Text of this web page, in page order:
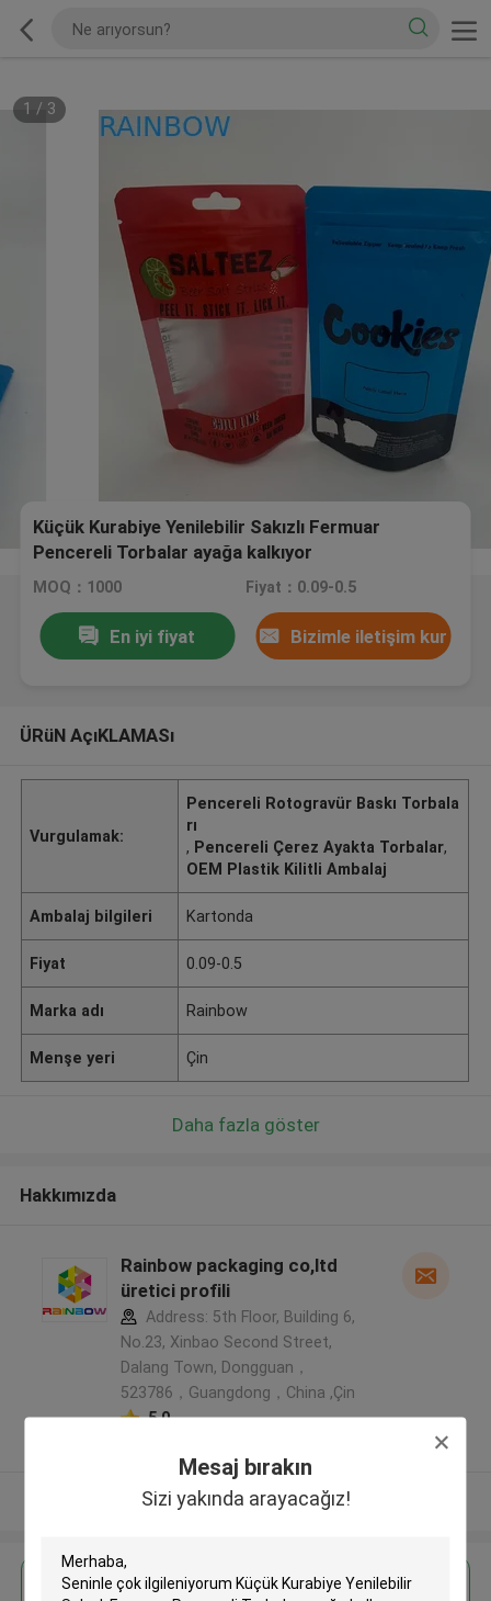
Mesaj bırakın
Sizi yakında arayacağız!
1 / 3
Küçük Kurabiye Yenilebilir Sakızlı Fermuar
Pencereli Torbalar ayağa kalkıyor
MOQ：1000 Fiyat：0.09-0.5
En iyi fiyat Bizimle iletişim kur
ÜRüN AçıKLAMASı
Vurgulamak:
Pencereli Rotogravür Baskı Torbala
rı
, Pencereli Çerez Ayakta Torbalar,
OEM Plastik Kilitli Ambalaj
Ambalaj bilgileri Kartonda
Fiyat 0.09-0.5
Marka adı Rainbow
Menşe yeri Çin
Daha fazla göster
Hakkımızda
Rainbow packaging co,ltd
üretici profili
Address: 5th Floor, Building 6,
No.23, Xinbao Second Street,
Dalang Town, Dongguan，
523786，Guangdong，China ,Çin
5.0
Daha fazla göster
En İyi Fiyatı Alın